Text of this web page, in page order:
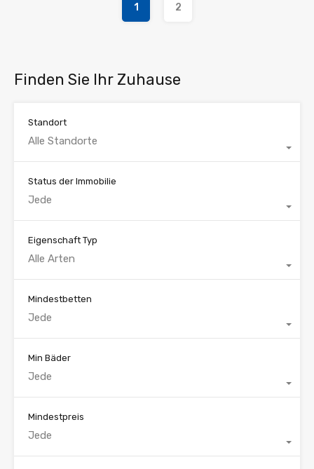
1 2
Finden Sie Ihr Zuhause
Standort
Alle Standorte
Status der Immobilie
Jede
Eigenschaft Typ
Alle Arten
Mindestbetten
Jede
Min Bäder
Jede
Mindestpreis
Jede